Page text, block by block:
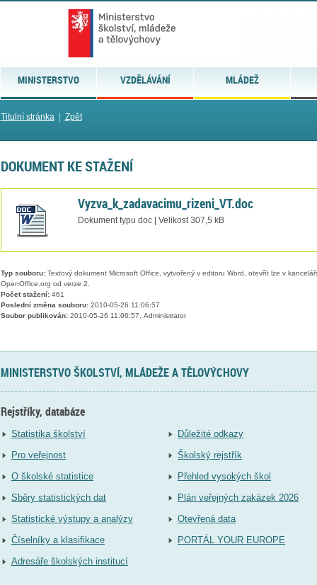
MINISTERSTVO VZDĚLÁVÁNÍ MLÁDEŽ
Titulní stránka| Zpět
DOKUMENT KE STAŽENÍ
Vyzva_k_zadavacimu_rizeni_VT.doc
Dokument typu doc | Velikost 307,5 kB
Typ souboru:Textový dokument Microsoft Office, vytvořený v editoru Word, otevřít lze v
OpenOffice.org od verze 2.
Počet stažení:461
Poslední změna souboru:2010-05-26 11:06:57
Soubor publikován:2010-05-26 11:06:57, Administrator
MINISTERSTVO ŠKOLSTVÍ, MLÁDEŽE A TĚLOVÝCHOVY
Rejstříky, databáze
Statistika školství
Pro veřejnost
O školské statistice
Sběry statistických dat
Statistické výstupy a analýzy
Číselníky a klasifikace
Adresáře školských institucí
Důležité odkazy
Školský rejstřík
Přehled vysokých škol
Plán veřejných zakázek 2026
Otevřená data
PORTÁL YOUR EUROPE